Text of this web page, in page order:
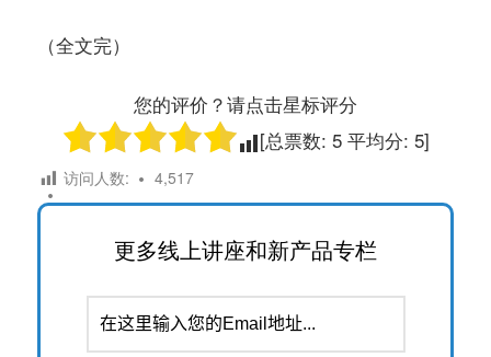
（全文完）
您的评价？请点击星标评分
[总票数: 5平均分: 5]
访问人数: 4,517
更多线上讲座和新产品专栏